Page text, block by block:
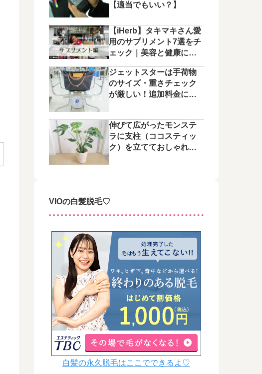
【適当でもいい？】
【iHerb】タキマキさん愛
用のサプリメント7選をチ
ェック｜美容と健康に役
ジェットスターは手荷物
のサイズ・重さチェック
が厳しい！追加料金にご
伸びて広がったモンステ
ラに支柱（ココスティッ
ク）を立てておしゃれに
VIOの白髪脱毛♡
白髪の永久脱毛はここでできるよ♡